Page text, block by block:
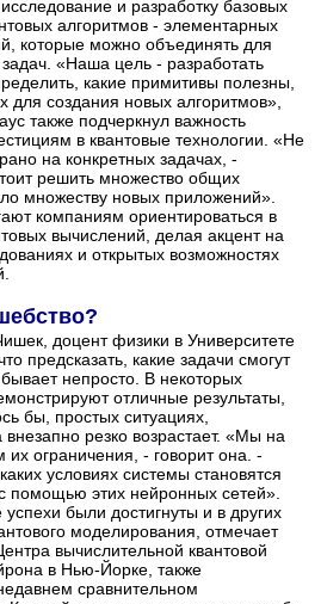
и разработку базовых
алгоритмов - элементарных
которые можно объединять для
«Наша цель - разработать
какие примитивы полезны,
для создания новых алгоритмов»,
также подчеркнул важность
в квантовые технологии. «Не
на конкретных задачах, -
решить множество общих
множеству новых приложений».
компаниям ориентироваться в
вычислений, делая акцент на
и открытых возможностях
доцент физики в Университете
предсказать, какие задачи смогут
непросто. В некоторых
отличные результаты,
бы, простых ситуациях,
внезапно резко возрастает. «Мы на
ограничения, - говорит она. -
условиях системы становятся
помощью этих нейронных сетей».
были достигнуты и в других
моделирования, отмечает
вычислительной квантовой
в Нью-Йорке, также
сравнительном